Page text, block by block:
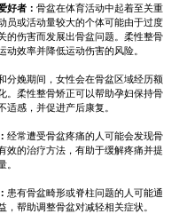
好者： 骨盆在体育活动中起着至关重
员或活动量较大的个体可能由于过度
的伤害而发展出骨盆问题。柔性整骨
动效率并降低运动伤害的风险。
分娩期间，女性会在骨盆区域经历额
。柔性整骨矫正可以帮助孕妇保持骨
适感，并促进产后康复。
经常遭受骨盆疼痛的人可能会发现骨
效的治疗方法，有助于缓解疼痛并提
患有骨盆畸形或脊柱问题的人可能通
，帮助调整骨盆对减轻相关症状。